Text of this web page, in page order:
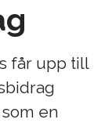
får upp till
en